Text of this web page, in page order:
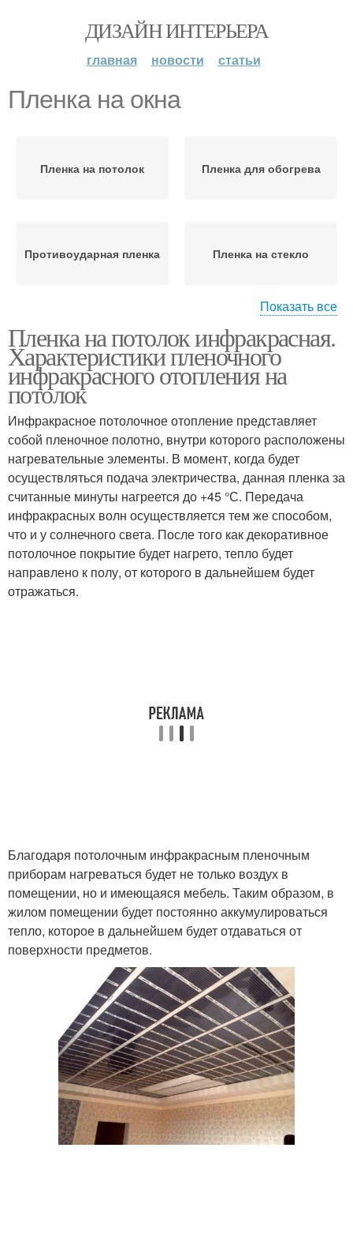
ДИЗАЙН ИНТЕРЬЕРА
главная новости статьи
Пленка на окна
Пленка на потолок Пленка для обогрева
Противоударная пленка Пленка на стекло
Пленка на авто Виниловые пленки
Пленки на авто
Теплоотражающая
пленка
Окно на зиму Окна на зиму
Утеплитель для окон
Показать все
Пленка на потолок инфракрасная.
Характеристики пленочного
инфракрасного отопления на
потолок
Инфракрасное потолочное отопление представляет
собой пленочное полотно, внутри которого расположены
нагревательные элементы. В момент, когда будет
осуществляться подача электричества, данная пленка за
считанные минуты нагреется до +45 °С. Передача
инфракрасных волн осуществляется тем же способом,
что и у солнечного света. После того как декоративное
потолочное покрытие будет нагрето, тепло будет
направлено к полу, от которого в дальнейшем будет
отражаться.
Благодаря потолочным инфракрасным пленочным
приборам нагреваться будет не только воздух в
помещении, но и имеющаяся мебель. Таким образом, в
жилом помещении будет постоянно аккумулироваться
тепло, которое в дальнейшем будет отдаваться от
поверхности предметов.